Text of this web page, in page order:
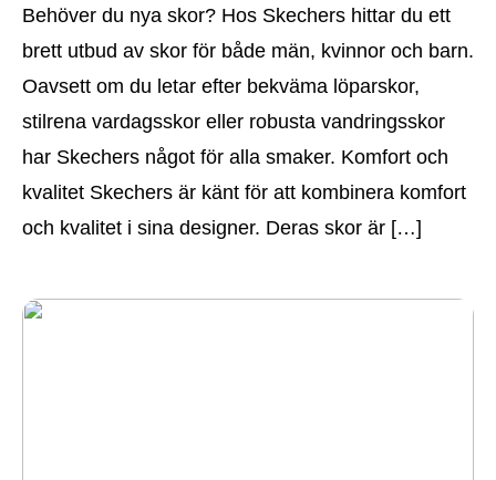
Behöver du nya skor? Hos Skechers hittar du ett
brett utbud av skor för både män, kvinnor och barn.
Oavsett om du letar efter bekväma löparskor,
stilrena vardagsskor eller robusta vandringsskor
har Skechers något för alla smaker. Komfort och
kvalitet Skechers är känt för att kombinera komfort
och kvalitet i sina designer. Deras skor är […]